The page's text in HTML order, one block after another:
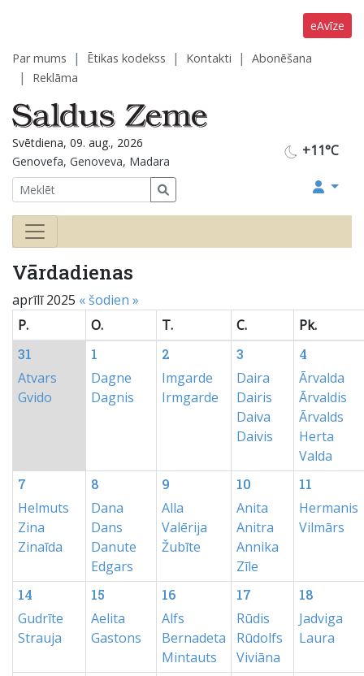
eAvīze
Par mums Ētikas kodekss Kontakti
Abonēšana
Reklāma
+11°C
Svētdiena, 09. aug., 2026
Genovefa, Genoveva, Madara
Vārdadienas
aprīlī 2025 « šodien »
P.
O. T. C. Pk.
31
Atvars
Gvido
1
Dagne
Dagnis
2
Imgarde
Irmgarde
3
Daira
Dairis
Daiva
Daivis
4
Ārvalda
Ārvaldis
Ārvalds
Herta
Valda
7
Helmuts
Zina
Zinaīda
8
Dana
Dans
Danute
Edgars
9
Alla
Valērija
Žubīte
10
Anita
Anitra
Annika
Zīle
11
Hermanis
Vilmārs
14
Gudrīte
Strauja
15
Aelita
Gastons
16
Alfs
Bernadeta
Mintauts
17
Rūdis
Rūdolfs
Viviāna
18
Jadviga
Laura